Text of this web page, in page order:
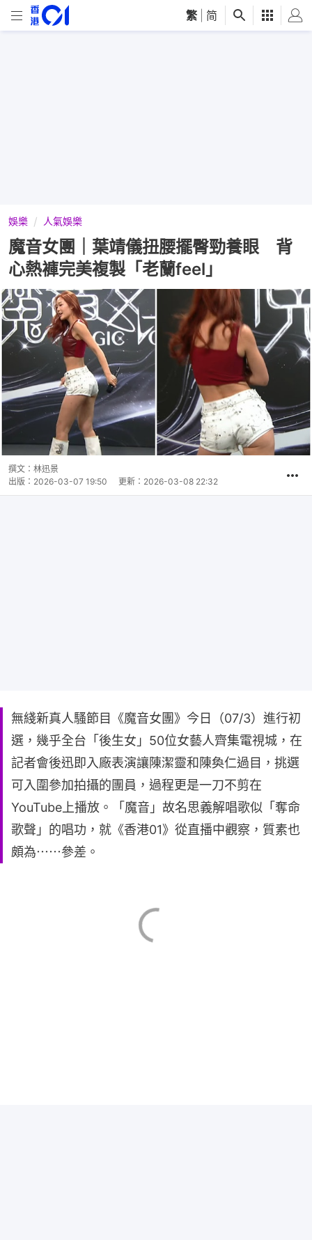
繁 简
娛樂 人氣娛樂
魔音女團｜葉靖儀扭腰擺臀勁養眼 背
心熱褲完美複製「老蘭feel」
撰文： 林迅景
出版： 2026-03-07 19:50 更新： 2026-03-08 22:32
無綫新真人騷節目《魔音女團》今日（07/3）進行初
選，幾乎全台「後生女」50位女藝人齊集電視城，在
記者會後迅即入廠表演讓陳潔靈和陳奐仁過目，挑選
可入圍參加拍攝的團員，過程更是一刀不剪在
YouTube上播放。「魔音」故名思義解唱歌似「奪命
歌聲」的唱功，就《香港01》從直播中觀察，質素也
頗為⋯⋯參差。